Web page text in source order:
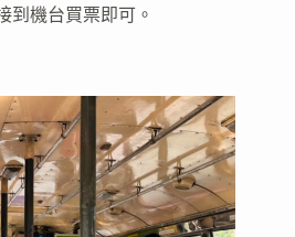
到機台買票即可。